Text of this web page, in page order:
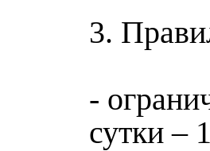
3.
-
сутки –